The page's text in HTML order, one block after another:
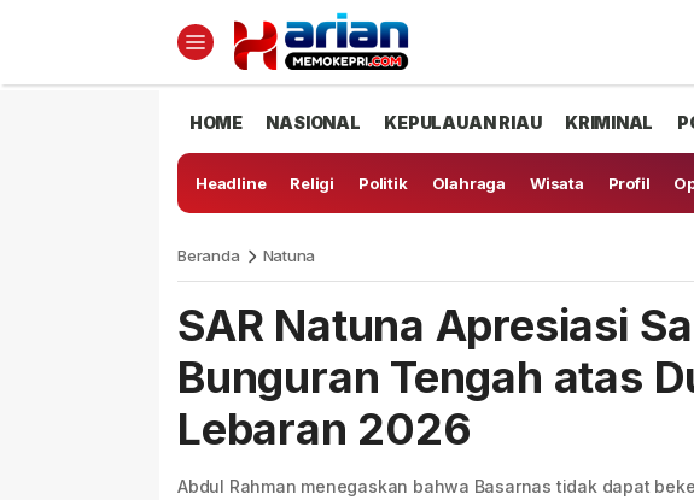
HOME NASIONAL KEPULAUAN RIAU KRIMINAL
Headline Religi Politik Olahraga Wisata Profil
Beranda Natuna
SAR Natuna Apresiasi
Bunguran Tengah atas
Lebaran 2026
Abdul Rahman menegaskan bahwa Basarnas tidak dapat